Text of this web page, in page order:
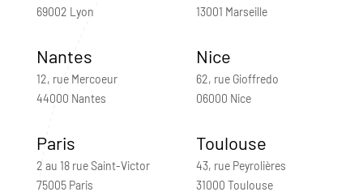
69002 Lyon
13001 Marseille
Nantes
12, rue Mercoeur
44000 Nantes
Nice
62, rue Gioffredo
06000 Nice
Paris
2 au 18 rue Saint-Victor
75005 Paris
Toulouse
43, rue Peyrolières
31000 Toulouse